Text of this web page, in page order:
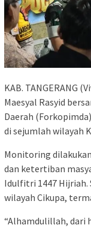
KAB. TANGERANG
Maesyal Rasyid
Daerah
di sejumlah wilayah
Monitoring
dan ketertiban
Idulfitri 1447 Hijriah.
wilayah Cikupa,
“Alhamdulillah, dari